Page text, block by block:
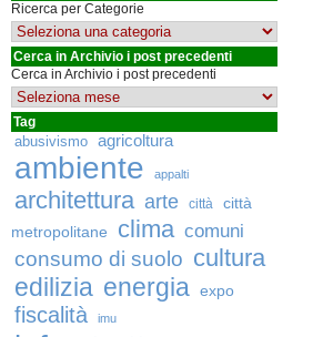
Ricerca per Categorie
Cerca in Archivio i post precedenti
Cerca in Archivio i post precedenti
Tag
abusivismo agricoltura
ambiente appalti
architettura arte città
città
metropolitane
clima comuni
consumo di suolo cultura
edilizia energia expo
fiscalità imu